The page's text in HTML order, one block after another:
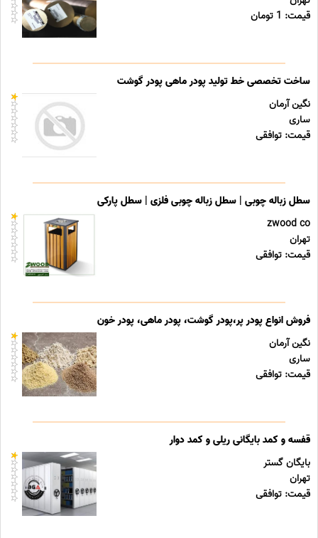
قیمت: 1 تومان
ساخت تخصصی خط تولید پودر ماهی پودر گوشت
نگین آرمان
ساری
قیمت: توافقی
سطل زباله چوبی | سطل زباله چوبی فلزی | سطل پارکی
zwood co
تهران
قیمت: توافقی
فروش انواع پودر پر،پودر گوشت، پودر ماهی، پودر خون
نگین آرمان
ساری
قیمت: توافقی
قفسه و کمد بایگانی ریلی و کمد دوار
بایگان گستر
تهران
قیمت: توافقی